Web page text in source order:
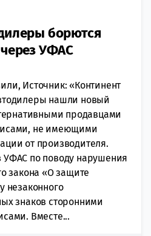
борются
УФАС
Источник: «Континент
нашли новый
продавцами
не имеющими
от производителя.
по поводу нарушения
закона «О защите
незаконного
знаков сторонними
Вместе...